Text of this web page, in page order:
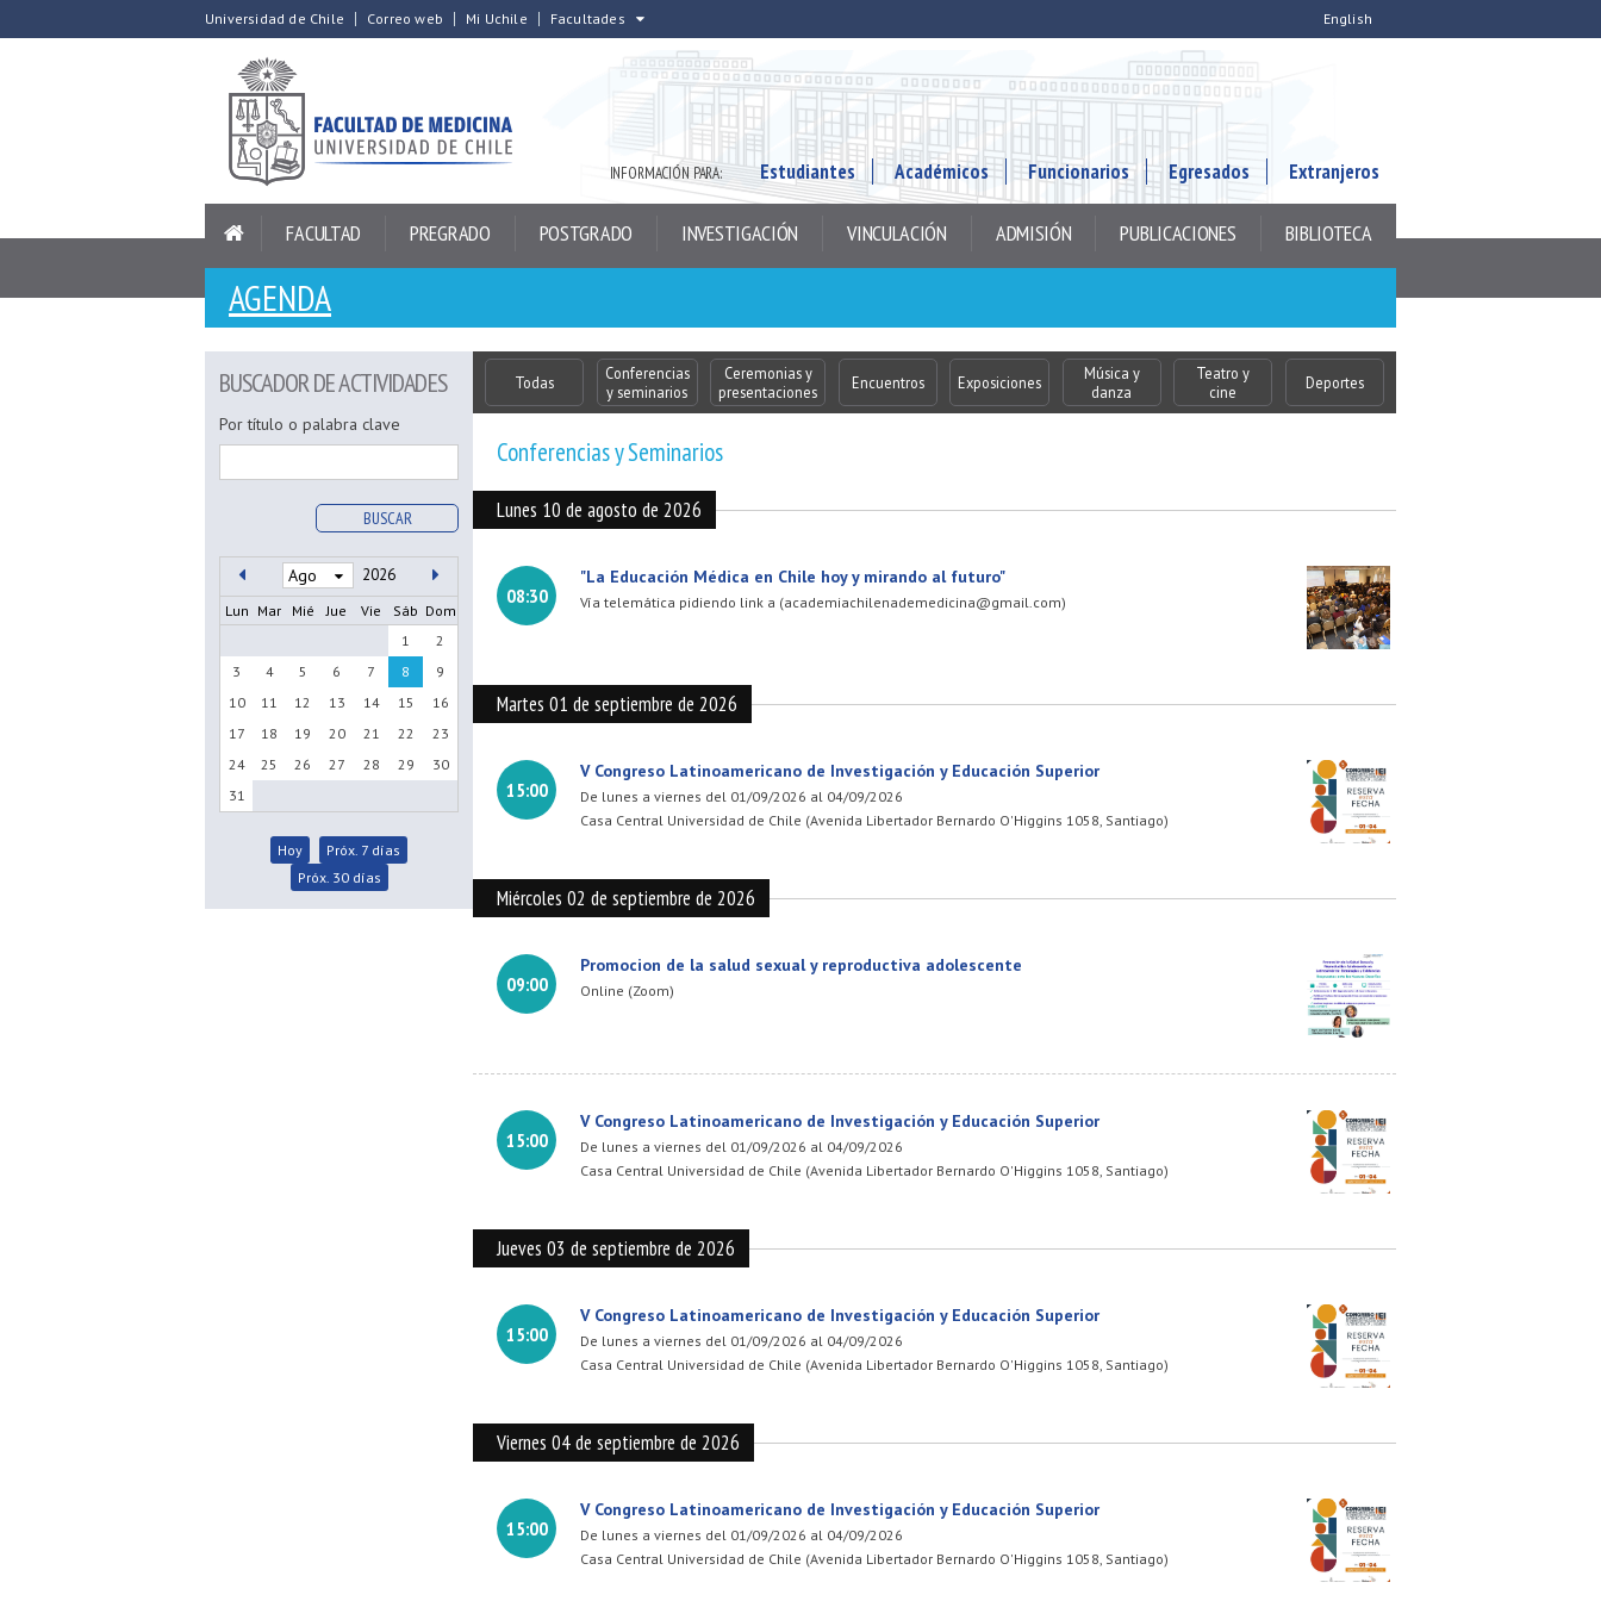
Universidad de Chile Correo web Mi Uchile Facultades English
INFORMACIÓN PARA: Estudiantes Académicos Funcionarios Egresados Extranjeros
FACULTAD PREGRADO POSTGRADO INVESTIGACIÓN VINCULACIÓN ADMISIÓN PUBLICACIONES BIBLIOTECA
AGENDA
BUSCADOR DE ACTIVIDADES
Por título o palabra clave
2026
Lun Mar Mié Jue Vie Sáb Dom
1
2
3
4 5 6 7 8
9
10
11 12 13 14 15
16
17
18 19 20 21 22
23
24
25 26 27 28 29
30
31
Hoy
Próx. 7 días
Próx. 30 días
Todas
Conferencias
y seminarios
Ceremonias y
presentaciones
Encuentros Exposiciones
Música y
danza
Teatro y
cine
Deportes
Conferencias y Seminarios
Lunes 10 de agosto de 2026
08:30
"La Educación Médica en Chile hoy y mirando al futuro"
Vía telemática pidiendo link a (academiachilenademedicina@gmail.com)
Martes 01 de septiembre de 2026
15:00
V Congreso Latinoamericano de Investigación y Educación Superior
De lunes a viernes del 01/09/2026 al 04/09/2026
Casa Central Universidad de Chile (Avenida Libertador Bernardo O'Higgins 1058, Santiago)
Miércoles 02 de septiembre de 2026
09:00
Promocion de la salud sexual y reproductiva adolescente
Online (Zoom)
15:00
V Congreso Latinoamericano de Investigación y Educación Superior
De lunes a viernes del 01/09/2026 al 04/09/2026
Casa Central Universidad de Chile (Avenida Libertador Bernardo O'Higgins 1058, Santiago)
Jueves 03 de septiembre de 2026
15:00
V Congreso Latinoamericano de Investigación y Educación Superior
De lunes a viernes del 01/09/2026 al 04/09/2026
Casa Central Universidad de Chile (Avenida Libertador Bernardo O'Higgins 1058, Santiago)
Viernes 04 de septiembre de 2026
15:00
V Congreso Latinoamericano de Investigación y Educación Superior
De lunes a viernes del 01/09/2026 al 04/09/2026
Casa Central Universidad de Chile (Avenida Libertador Bernardo O'Higgins 1058, Santiago)